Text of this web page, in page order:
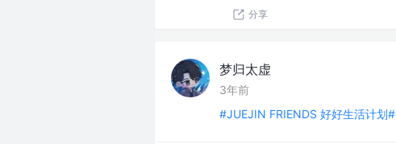
分享
梦归太虚
3年前
#JUEJIN FRIENDS 好好生活计划#